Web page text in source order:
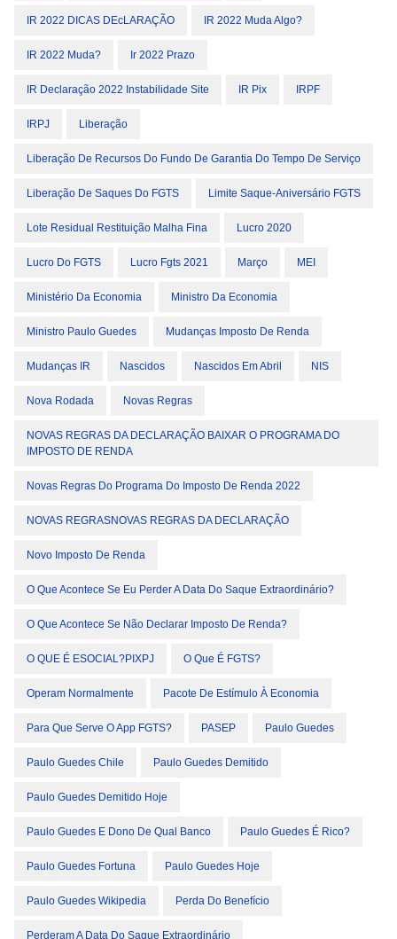
IR 2022 DICAS DEcLARAÇÃO IR 2022 Muda Algo?
IR 2022 Muda? Ir 2022 Prazo
IR Declaração 2022 Instabilidade Site IR Pix IRPF
IRPJ Liberação
Liberação De Recursos Do Fundo De Garantia Do Tempo De Serviço
Liberação De Saques Do FGTS Limite Saque-Aniversário FGTS
Lote Residual Restituição Malha Fina Lucro 2020
Lucro Do FGTS Lucro Fgts 2021 Março MEI
Ministério Da Economia Ministro Da Economia
Ministro Paulo Guedes Mudanças Imposto De Renda
Mudanças IR Nascidos Nascidos Em Abril NIS
Nova Rodada Novas Regras
NOVAS REGRAS DA DECLARAÇÃO BAIXAR O PROGRAMA DO
IMPOSTO DE RENDA
Novas Regras Do Programa Do Imposto De Renda 2022
NOVAS REGRASNOVAS REGRAS DA DECLARAÇÃO
Novo Imposto De Renda
O Que Acontece Se Eu Perder A Data Do Saque Extraordinário?
O Que Acontece Se Não Declarar Imposto De Renda?
O QUE É ESOCIAL?PIXPJ O Que É FGTS?
Operam Normalmente Pacote De Estímulo À Economia
Para Que Serve O App FGTS? PASEP Paulo Guedes
Paulo Guedes Chile Paulo Guedes Demitido
Paulo Guedes Demitido Hoje
Paulo Guedes E Dono De Qual Banco Paulo Guedes É Rico?
Paulo Guedes Fortuna Paulo Guedes Hoje
Paulo Guedes Wikipedia Perda Do Benefício
Perderam A Data Do Saque Extraordinário